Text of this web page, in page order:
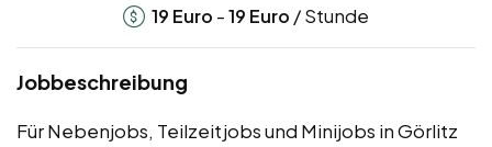
19 Euro -19 Euro / Stunde
Jobbeschreibung
Für Nebenjobs, Teilzeitjobs und Minijobs in Görlitz